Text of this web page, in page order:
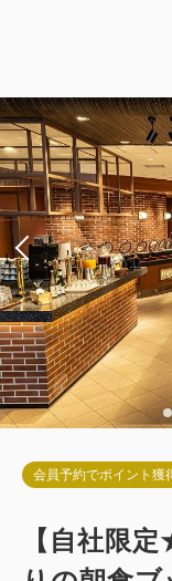
会員予約でポイント獲
【自社限